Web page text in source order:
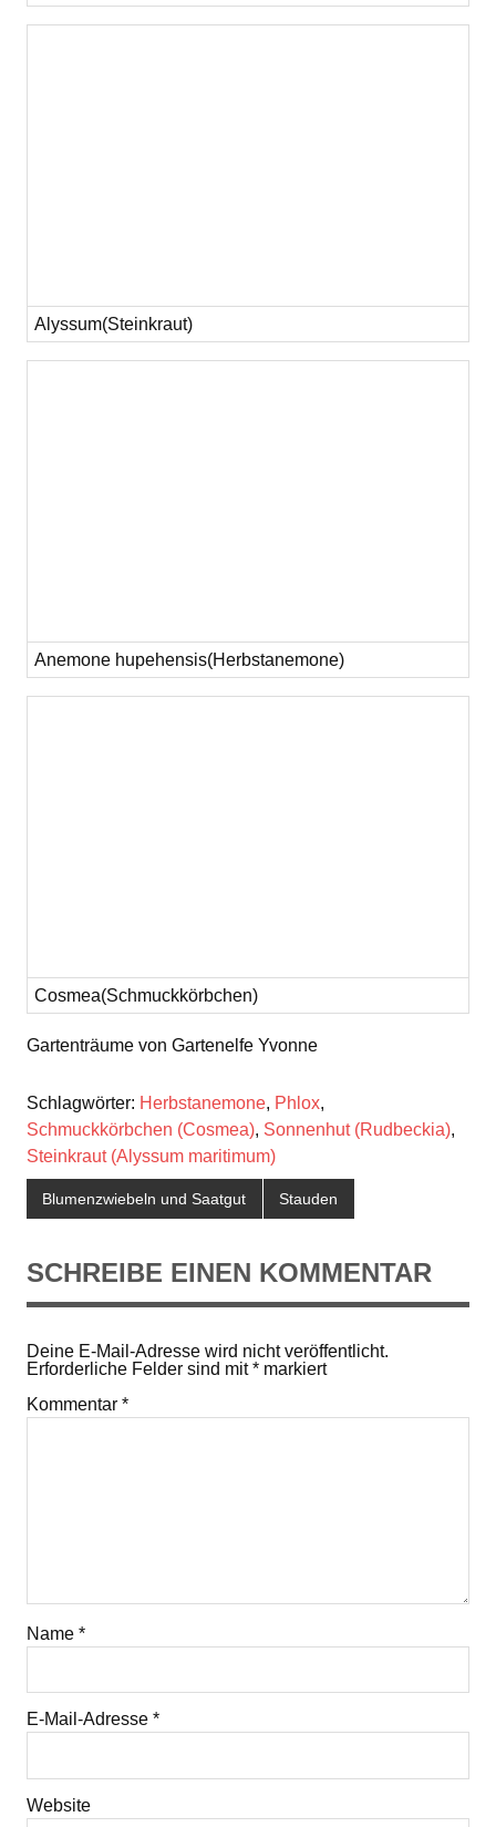
Alyssum(Steinkraut)
Anemone hupehensis(Herbstanemone)
Cosmea(Schmuckkörbchen)
Gartenträume von Gartenelfe Yvonne
Schlagwörter: Herbstanemone, Phlox,
Schmuckkörbchen (Cosmea), Sonnenhut (Rudbeckia),
Steinkraut (Alyssum maritimum)
Blumenzwiebeln und Saatgut Stauden
SCHREIBE EINEN KOMMENTAR
Deine E-Mail-Adresse wird nicht veröffentlicht.
Erforderliche Felder sind mit* markiert
Kommentar *
Name *
E-Mail-Adresse *
Website